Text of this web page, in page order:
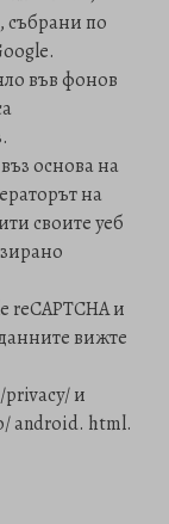
събрани по
във фонов
основа на
на
своите уеб
и
вижте
и
android. html.